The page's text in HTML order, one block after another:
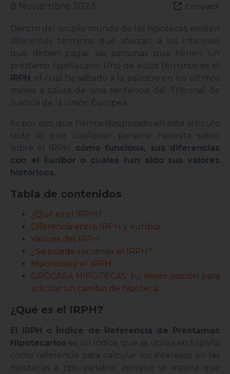
8 Noviembre 2023 Compartir
Dentro del amplio mundo de las hipotecas, existen
diferentes términos que afectan a los intereses
que deben pagar las personas que tienen un
préstamo hipotecario. Uno de estos términos es el
IRPH , el cual ha saltado a la palestra en los últimos
meses a causa de una sentencia del Tribunal de
Justicia de la Unión Europea.
Es por eso, que hemos desglosado en este artículo
todo lo que cualquier persona necesita saber
sobre el IRPH: cómo funciona, sus diferencias
con el Euríbor o cuáles han sido sus valores
históricos.
Tabla de contenidos
¿Qué es el IRPH?
Diferencia entre IRPH y euríbor
Valores del IRPH
¿Se puede reclamar el IRPH?
Hipotecas y el IRPH
GROCASA HIPOTECAS: tu mejor opción para
solicitar un cambio de hipoteca
¿Qué es el IRPH?
El IRPH o Índice de Referencia de Préstamos
Hipotecarios es un índice que se utiliza en España
como referencia para calcular los intereses en las
hipotecas a tipo variable, aunque se estima que